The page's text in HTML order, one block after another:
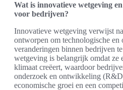
Wat is innovatieve wetgeving
voor bedrijven?
Innovatieve wetgeving verwijst
ontworpen om technologische en
veranderingen binnen bedrijven
wetgeving is belangrijk omdat ze
klimaat creëert, waardoor
onderzoek en ontwikkeling
economische groei en een